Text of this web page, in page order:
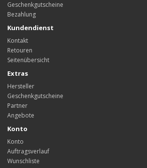
Geschenkgutscheine
Bezahlung
Kundendienst
Kontakt
Retouren
Seitenübersicht
Extras
Hersteller
Geschenkgutscheine
Partner
Angebote
Konto
Konto
Auftragsverlauf
Wunschliste